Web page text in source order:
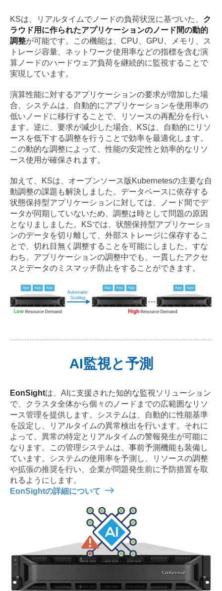
KSは、リアルタイムでノードの負荷状況に基づいた、 ク
ラウド用に作られたアプリケーションのノード間の動的
調整が可能です。この機能は、CPU、GPU、メモリ、ス
トレージ容量、ネットワーク使用率などの指標を含む演
算ノードのハードウェア負荷を継続的に監視することで
実現しています。
演算性能に対するアプリケーションの要求が増加した場
合、システムは、自動的にアプリケーションを使用率の
低いノードに移行することで、リソースの再配分を行い
ます。逆に、要求が減少した場合、KSは、自動的にリソ
ースを低下する調整を行うことで効率を最適化します。
この動的な調整によって、性能の安定性と効率的なリソ
ース使用が確保されます。
加えて、KSは、オープンソース版Kubernetesの主要な自
動調整の課題も解決しました。データベースに依存する
状態保持型アプリケーションに対しては、ノード間でデ
ータが同期していないため、調整は時として問題の原因
となりましました。KSでは、状態保持型アプリケーショ
ンのデータを切り離して、外部ストレージに保存するこ
とで、切れ目無く調整することを可能にしました。すな
わち、アプリケーションの調整中でも、一貫したアクセ
スとデータのミスマッチ防止をすることができます。
AI監視と予測
EonSightは、AIに支援された知的な監視ソリューション
で、クラスタ全体から個々のノードまでの広範囲なリソ
ース管理を提供します。システムは、自動的に性能基準
を設定し、リアルタイムの異常検出を行います。それに
よって、異常の特定とリアルタイムの警報発生が可能に
なります。この管理システムは、事前予測機能も装備し
ています。システムの使用率を予測し、リソースの調整
や拡張の推奨を行い、企業が問題発生前に予防措置を取
れるようにします。
EonSightの詳細について